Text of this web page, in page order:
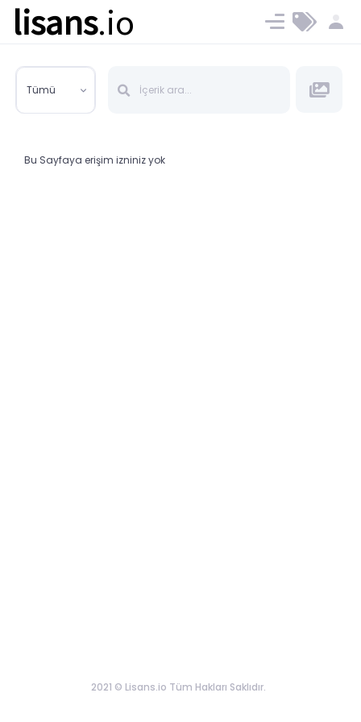
lisans.io Ücret ve Planlar
Tümü
Bu Sayfaya erişim izniniz yok
2021 © Lisans.io Tüm Hakları Saklıdır.